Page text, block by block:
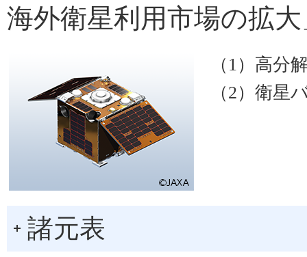
海外衛星利用市場の拡
（1）高分
（2）衛星
諸元表